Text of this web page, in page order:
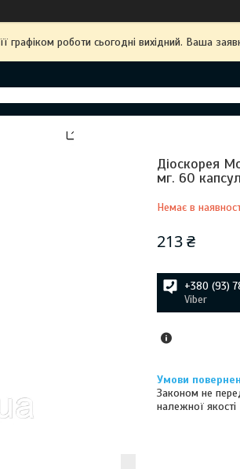
роботи сьогодні вихідний. Ваша
Діоскорея
мг. 60
Немає в
213 ₴
+380 (93)
Viber
Законом не
належної якості